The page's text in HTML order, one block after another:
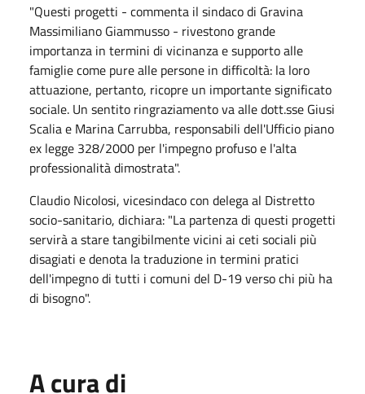
"Questi progetti - commenta il sindaco di Gravina
Massimiliano Giammusso - rivestono grande
importanza in termini di vicinanza e supporto alle
famiglie come pure alle persone in difficoltà: la loro
attuazione, pertanto, ricopre un importante significato
sociale. Un sentito ringraziamento va alle dott.sse Giusi
Scalia e Marina Carrubba, responsabili dell'Ufficio piano
ex legge 328/2000 per l'impegno profuso e l'alta
professionalità dimostrata".
Claudio Nicolosi, vicesindaco con delega al Distretto
socio-sanitario, dichiara: "La partenza di questi progetti
servirà a stare tangibilmente vicini ai ceti sociali più
disagiati e denota la traduzione in termini pratici
dell'impegno di tutti i comuni del D-19 verso chi più ha
di bisogno".
A cura di